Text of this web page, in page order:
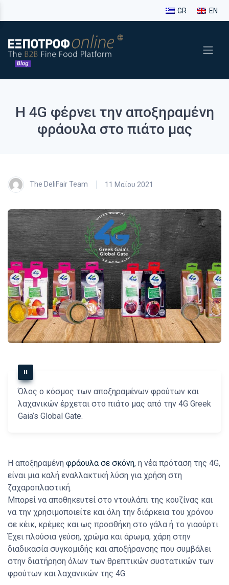
GR EN
Η 4G φέρνει την αποξηραμένη
φράουλα στο πιάτο μας
The DeliFair Team 11 Μαΐου 2021
Όλος ο κόσμος των αποξηραμένων φρούτων και
λαχανικών έρχεται στο πιάτο μας από την 4G Greek
Gaia’s Global Gate.
Η αποξηραμένη φράουλα σε σκόνη, η νέα πρόταση της 4G,
είναι μια καλή εναλλακτική λύση για χρήση στη
ζαχαροπλαστική.
Μπορεί να αποθηκευτεί στο ντουλάπι της κουζίνας και
να την χρησιμοποιείτε και όλη την διάρκεια του χρόνου
σε κέικ, κρέμες και ως προσθήκη στο γάλα ή το γιαούρτι.
Έχει πλούσια γεύση, χρώμα και άρωμα, χάρη στην
διαδικασία συγκομιδής και αποξήρανσης που συμβάλει
στην διατήρηση όλων των θρεπτικών συστατικών των
φρούτων και λαχανικών της 4G.